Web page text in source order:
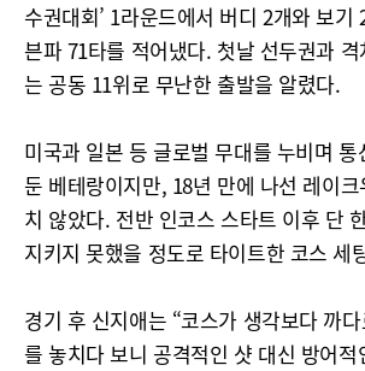
수권대회’ 1라운드에서 버디 2개와 보기
븐파 71타를 적어냈다. 첫날 선두권과
는 공동 11위로 무난한 출발을 알렸다.
미국과 일본 등 글로벌 무대를 누비며 통
둔 베테랑이지만, 18년 만에 나선 레이
치 않았다. 전반 인코스 스타트 이후 단
지키지 못했을 정도로 타이트한 코스 세
경기 후 신지애는 “코스가 생각보다 까
를 놓치다 보니 공격적인 샷 대신 방어